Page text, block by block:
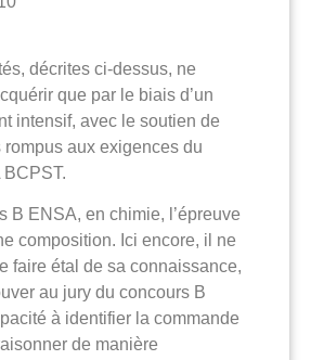
décrites ci-dessus, ne
que par le biais d’un
intensif, avec le soutien de
rompus aux exigences du
BCPST.
B ENSA, en chimie, l’épreuve
composition. Ici encore, il ne
faire étal de sa connaissance,
au jury du concours B
à identifier la commande
de manière